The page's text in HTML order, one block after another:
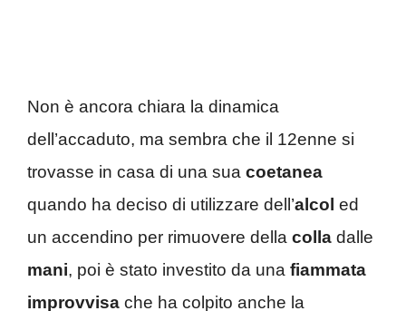
Non è ancora chiara la dinamica
dell’accaduto, ma sembra che il 12enne si
trovasse in casa di una sua coetanea
quando ha deciso di utilizzare dell’alcol ed
un accendino per rimuovere della colla dalle
mani, poi è stato investito da una fiammata
improvvisa che ha colpito anche la